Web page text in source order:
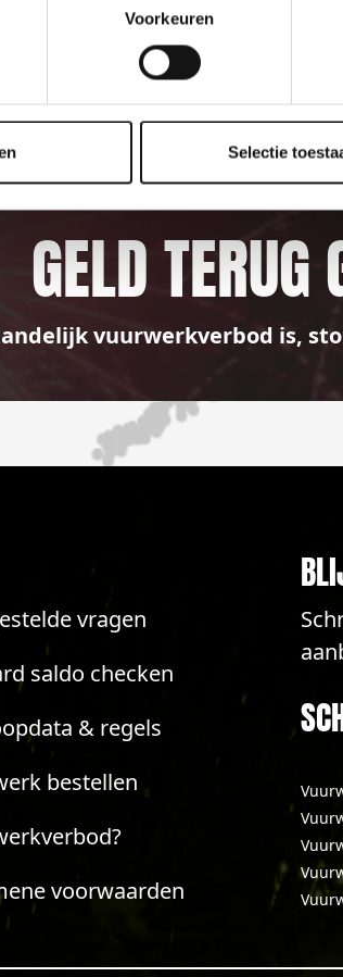
Voorkeuren
Selectie
GELD TERUG
vuurwerkverbod is,
vragen
saldo checken
& regels
bestellen
voorwaarden